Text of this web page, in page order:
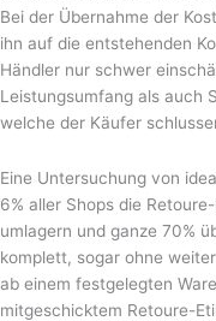
Bei der Übernahme der
ihn auf die entstehenden
Händler nur schwer
Leistungsumfang als auch
welche der Käufer
Eine Untersuchung von
6% aller Shops die
umlagern und ganze 70%
komplett, sogar ohne
ab einem festgelegten
mitgeschicktem Retoure-